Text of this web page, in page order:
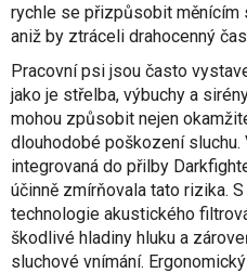
rychle se přizpůsobit měnícím
aniž by ztráceli drahocenný
Pracovní psi jsou často
jako je střelba, výbuchy a
mohou způsobit nejen
dlouhodobé poškození sluchu.
integrovaná do přilby
účinně zmírňovala tato rizika.
technologie akustického
škodlivé hladiny hluku a
sluchové vnímání.